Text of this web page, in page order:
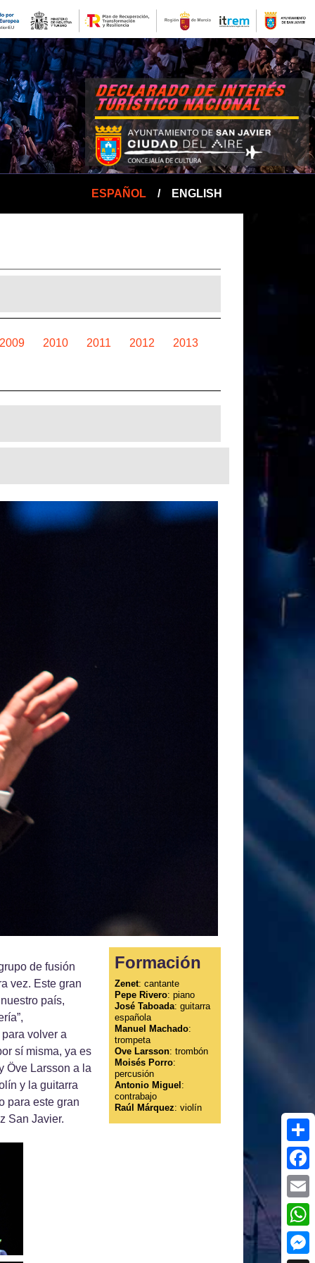
ESPAÑOL / ENGLISH
2009 2010 2011 2012 2013
de fusión
vez. Este gran
país,
volver a
sí misma, ya es
Öve Larsson a la
y la guitarra
para este gran
San Javier.
Formación
Zenet: cantante
Pepe Rivero: piano
José Taboada: guitarra
española
Manuel Machado:
trompeta
Ove Larsson: trombón
Moisés Porro:
percusión
Antonio Miguel :
contrabajo
Raúl Márquez: violín
Email